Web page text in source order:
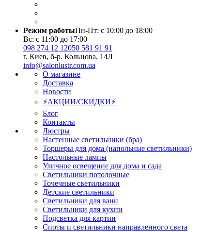
Режим работыПн-Пт: с 10:00 до 18:00
Вс: с 11:00 до 17:00
098 274 12 12050 581 91 91
г. Киев, б-р. Кольцова, 14Л
info@salonlustr.com.ua
О магазине
Доставка
Новости
⚡АКЦИИ/СКИДКИ⚡
Блог
Контакты
Люстры
Настенные светильники (бра)
Торшеры для дома (напольные светильники)
Настольные лампы
Уличное освещение для дома и сада
Светильники потолочные
Точечные светильники
Детские светильники
Светильники для ванн
Светильники для кухни
Подсветка для картин
Споты и светильники направленного света